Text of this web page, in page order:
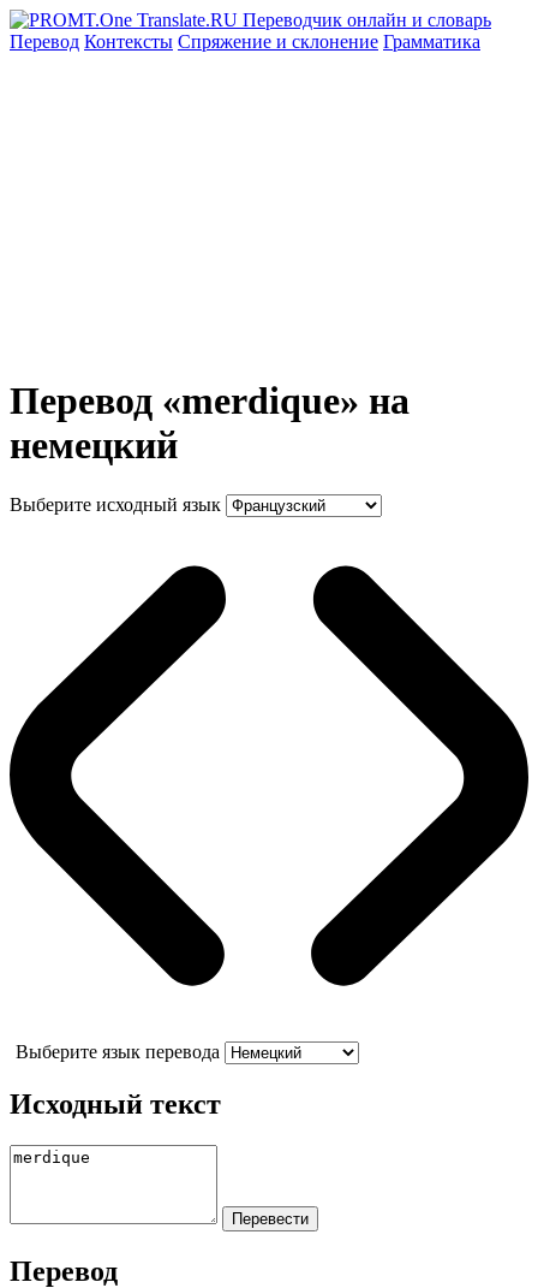
Перевод Контексты Спряжение и склонение Грамматика
Перевод «merdique» на
немецкий
Выберите исходный язык
Выберите язык перевода
Исходный текст
Перевод